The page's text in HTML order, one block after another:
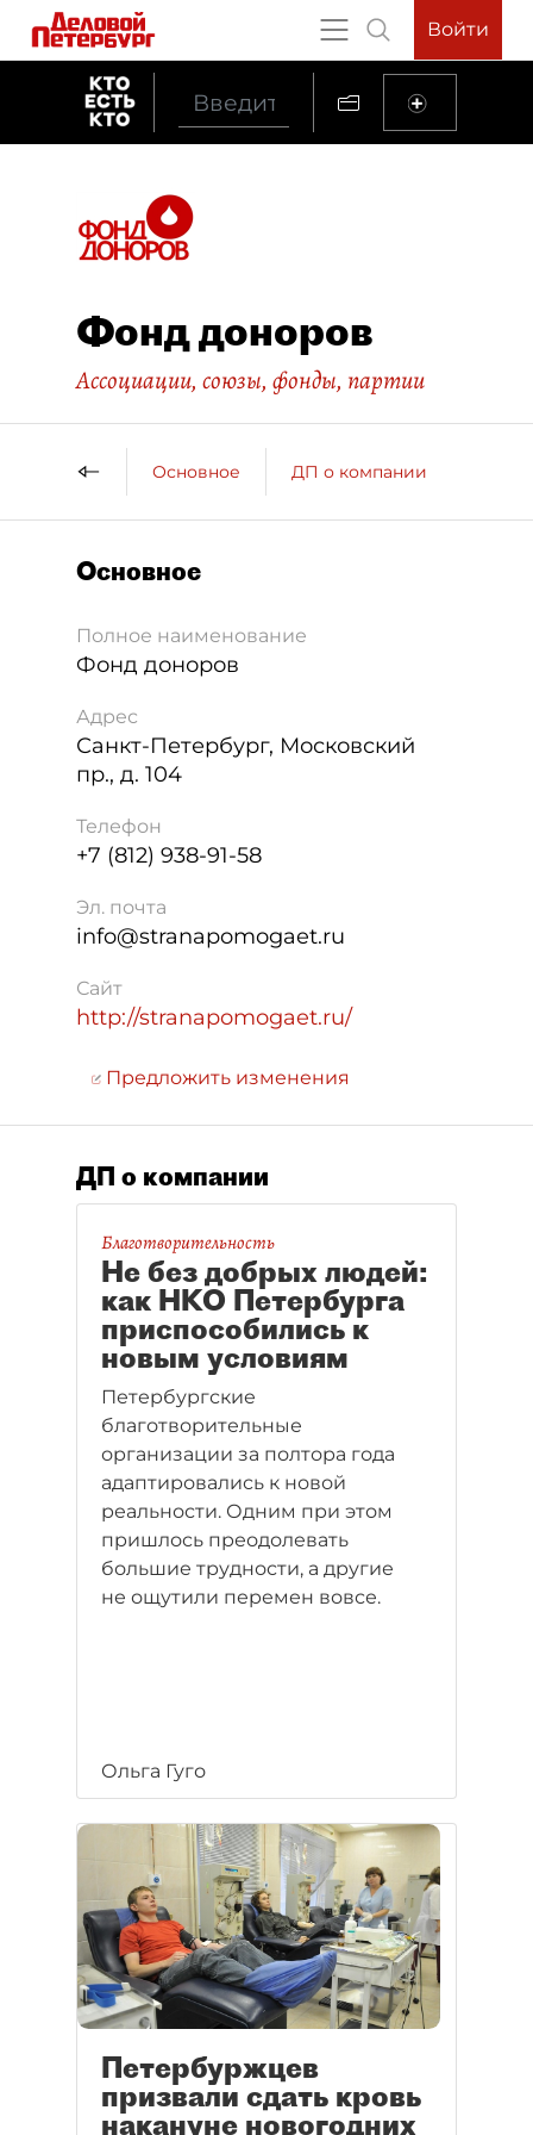
Войти
Фонд доноров
Ассоциации, союзы, фонды, партии
Основное ДП о компании
Основное
Полное наименование
Фонд доноров
Адрес
Санкт-Петербург, Московский
пр., д. 104
Телефон
+7 (812) 938-91-58
Эл. почта
info@stranapomogaet.ru
Сайт
http://stranapomogaet.ru/
Предложить изменения
ДП о компании
Благотворительность
Не без добрых людей:
как НКО Петербурга
приспособились к
новым условиям
Петербургские
благотворительные
организации за полтора года
адаптировались к новой
реальности. Одним при этом
пришлось преодолевать
большие трудности, а другие
не ощутили перемен вовсе.
Ольга Гуго
Петербуржцев
призвали сдать кровь
накануне новогодних